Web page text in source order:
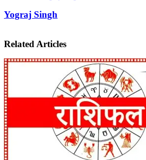
Yograj Singh
Related Articles